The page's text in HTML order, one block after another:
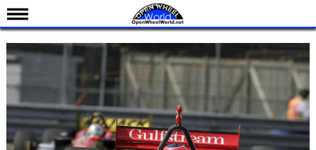
Nieuws
Kalender
Uitslagen
Standen
Coureurs